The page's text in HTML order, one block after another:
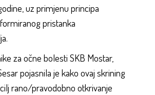
uz primjenu principa
pristanka
za očne bolesti SKB Mostar,
pojasnila je kako ovaj skrining
rano/pravodobno otkrivanje